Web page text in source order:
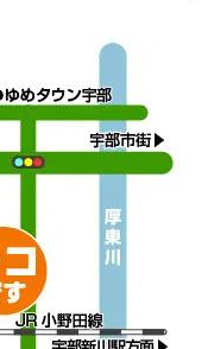
ご安心ください。